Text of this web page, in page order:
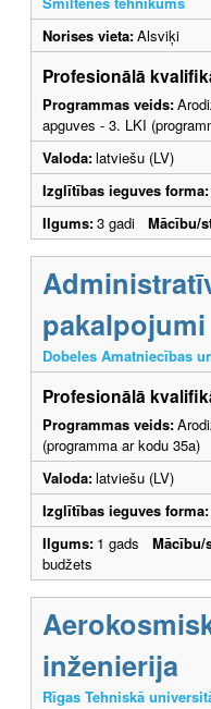
Norises vieta:Alsviķi
Profesionālā
Programmas veids:
apguves - 3. LKI
Valoda:latviešu (LV)
Izglītības ieguves forma:
Ilgums:3 gadi Mācību/
pakalpojumi
Dobeles Amatniecības
Profesionālā
Programmas veids:
(programma ar kodu 35a)
Valoda:latviešu (LV)
Izglītības ieguves forma:
Ilgums: 1 gads Mācību/
budžets
inženierija
Rīgas Tehniskā